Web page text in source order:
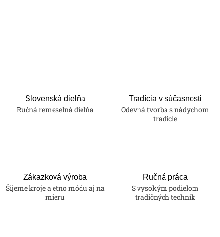
Slovenská dielňa
Ručná remeselná dielňa
Tradícia v súčasnosti
Odevná tvorba s nádychom
tradície
Zákazková výroba
Šijeme kroje a etno módu aj na
mieru
Ručná práca
S vysokým podielom
tradičných techník